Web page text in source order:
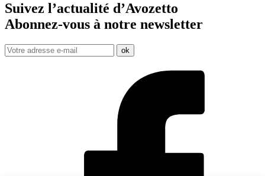
Suivez l’actualité d’Avozetto
Abonnez-vous à notre newsletter